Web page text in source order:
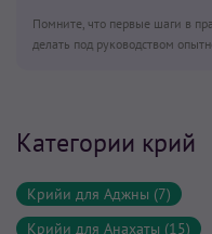
Помните, что первые шаги в
делать под руководством
Категории крий
Крийи для Аджны (7)
Крийи для Анахаты (15)